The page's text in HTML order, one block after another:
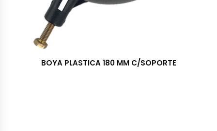
BOYA PLASTICA 180 MM C/SOPORTE